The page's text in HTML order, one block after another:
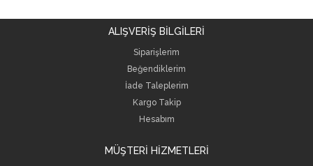
ALIŞVERİŞ BİLGİLERİ
Siparişlerim
Beğendiklerim
İade Taleplerim
Kargo Takip
Hesabım
MÜŞTERİ HİZMETLERİ